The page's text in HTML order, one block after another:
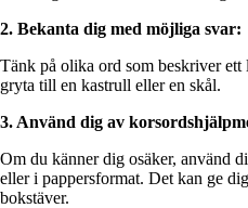
2. Bekanta dig med möjliga svar:
Tänk på olika ord som beskriver
gryta till en kastrull eller en skål.
3. Använd dig av
Om du känner dig osäker, använd
eller i pappersformat. Det kan ge
bokstäver.